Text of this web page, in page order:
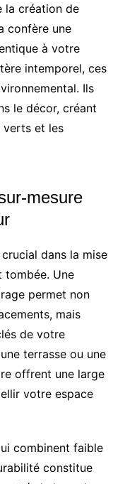
la création de
confère une
à votre
intemporel, ces
Ils
le décor, créant
verts et les
mesure
dans la mise
tombée. Une
permet non
mais
de votre
terrasse ou une
offrent une large
votre espace
combinent faible
constitue